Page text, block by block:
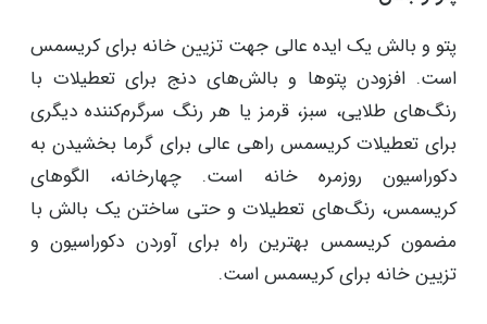
شمع‌هایی که از قبل در خانه دارید استفاده کنید.
پتو و بالش
پتو و بالش یک ایده عالی جهت تزیین خانه برای کریسمس